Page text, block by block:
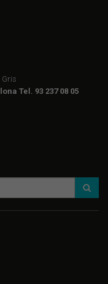
Gris
Tel. 93 237 08 05